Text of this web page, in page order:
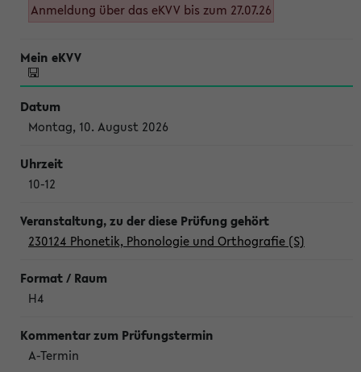
Anmeldung über das eKVV bis zum 27.07.26
Montag, 10. August 2026
10-12
230124 Phonetik, Phonologie und Orthografie (S)
H4
A-Termin